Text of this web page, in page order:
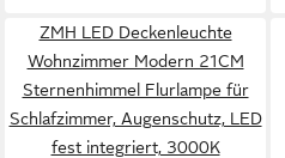
ZMH LED Deckenleuchte
Wohnzimmer Modern 21CM
Sternenhimmel Flurlampe für
Schlafzimmer, Augenschutz, LED
fest integriert, 3000K